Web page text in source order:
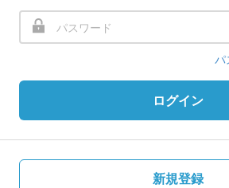
パ
ログイン
新規登録